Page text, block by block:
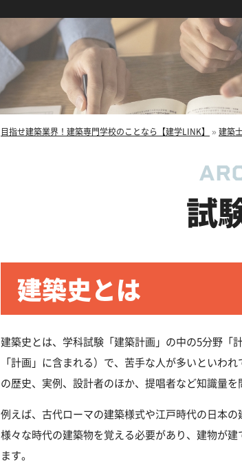
目指せ建築業界！建築専門学校のことなら【建学LINK】 » 建築
試
建築史とは
建築史とは、学科試験「建築計画」の中の5分野「
「計画」に含まれる）で、苦手な人が多いといわ
の歴史、実例、設計者のほか、提唱者など知識量を
例えば、古代ローマの建築様式や江戸時代の日本
様々な時代の建築物を覚える必要があり、建物が
ます。